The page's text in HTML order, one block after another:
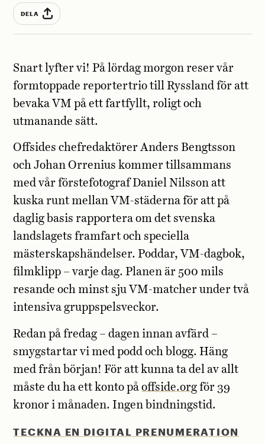
DELA
Snart lyfter vi! På lördag morgon reser vår
formtoppade reportertrio till Ryssland för att
bevaka VM på ett fartfyllt, roligt och
utmanande sätt.
Offsides chefredaktörer Anders Bengtsson
och Johan Orrenius kommer tillsammans
med vår förstefotograf Daniel Nilsson att
kuska runt mellan VM-städerna för att på
daglig basis rapportera om det svenska
landslagets framfart och speciella
mästerskapshändelser. Poddar, VM-dagbok,
filmklipp – varje dag. Planen är 500 mils
resande och minst sju VM-matcher under två
intensiva gruppspelsveckor.
Redan på fredag – dagen innan avfärd –
smygstartar vi med podd och blogg. Häng
med från början! För att kunna ta del av allt
måste du ha ett konto påoffside.org för 39
kronor i månaden. Ingen bindningstid.
TECKNA EN DIGITAL PRENUMERATION